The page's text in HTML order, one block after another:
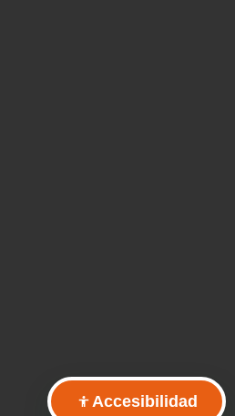
Accesibilidad